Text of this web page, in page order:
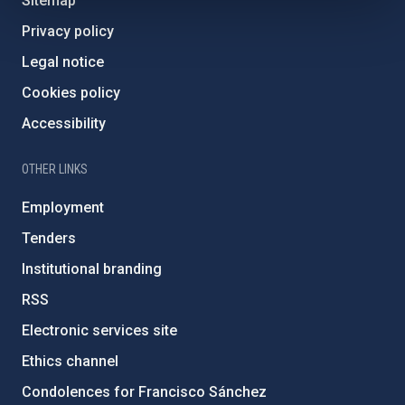
Privacy policy
Legal notice
Cookies policy
Accessibility
OTHER LINKS
Employment
Tenders
Institutional branding
RSS
Electronic services site
Ethics channel
Condolences for Francisco Sánchez